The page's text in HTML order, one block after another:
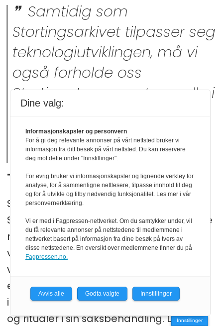
Samtidig som
Stortingsarkivet tilpasser seg
teknologiutviklingen, må vi
også forholde oss
Stortingets egenart og rolle i
det norske samfunnet,
forretningsordenen og
tradisjonene.
Teknologi og tradisjoner
SIDA og Storsak er eksempler på at
Stortingsarkivet må tilpasse seg og følge
med på ny teknologi for å sørge for at
viktig dokumentasjon om Stortingets
virke inngår i samfunnsminnet. Samtidig
er det utvilsomt at Stortinget som
institusjon er sterkt bundet til tradisjoner
og ritualer i sin saksbehandling. Dette
Innstillinger
Dine valg:
Informasjonskapsler og personvern
For å gi deg relevante annonser på vårt nettsted bruker vi
informasjon fra ditt besøk på vårt nettsted. Du kan reservere
deg mot dette under "Innstillinger".
For øvrig bruker vi informasjonskapsler og lignende verktøy for
analyse, for å sammenligne nettlesere, tilpasse innhold til deg
og for å utvikle og tilby nødvendig funksjonalitet. Les mer i vår
personvernerklæring.
Vi er med i Fagpressen-nettverket. Om du samtykker under, vil
du få relevante annonser på nettstedene til medlemmene i
nettverket basert på informasjon fra dine besøk på tvers av
disse nettstedene. En oversikt over medlemmene finner du på
Fagpressen.no.
Avvis alle Godta valgte Innstillinger